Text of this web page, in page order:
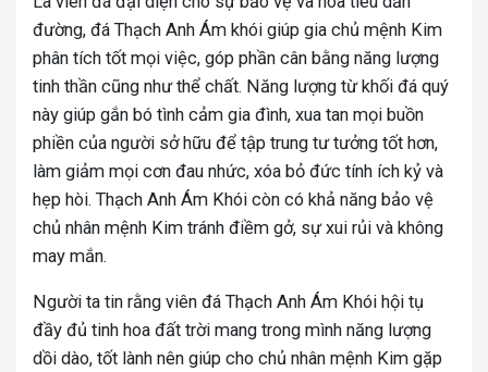
đường, đá Thạch Anh Ám khói giúp gia chủ mệnh Kim
phân tích tốt mọi việc, góp phần cân bằng năng lượng
tinh thần cũng như thể chất. Năng lượng từ khối đá quý
này giúp gắn bó tình cảm gia đình, xua tan mọi buồn
phiền của người sở hữu để tập trung tư tưởng tốt hơn,
làm giảm mọi cơn đau nhức, xóa bỏ đức tính ích kỷ và
hẹp hòi. Thạch Anh Ám Khói còn có khả năng bảo vệ
chủ nhân mệnh Kim tránh điềm gở, sự xui rủi và không
may mắn.
Người ta tin rằng viên đá Thạch Anh Ám Khói hội tụ
đầy đủ tinh hoa đất trời mang trong mình năng lượng
dồi dào, tốt lành nên giúp cho chủ nhân mệnh Kim gặp